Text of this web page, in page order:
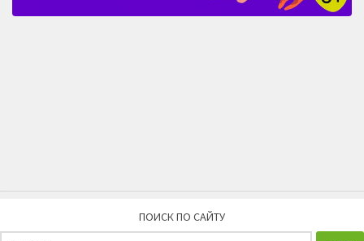
ПОИСК ПО САЙТУ